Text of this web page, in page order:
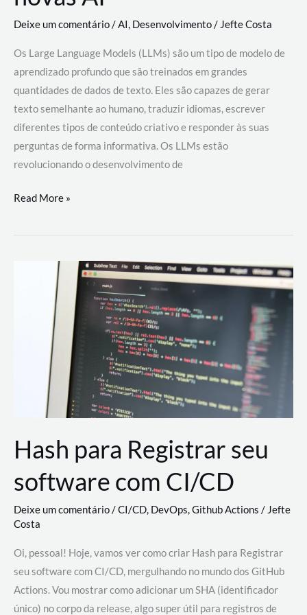
Deixe um comentário/AI, Desenvolvimento/ Jefte Costa
Os Large Language Models (LLMs) são um tipo de modelo de
aprendizado profundo que são treinados em grandes
quantidades de dados de texto. Eles são capazes de gerar
texto semelhante ao humano, traduzir idiomas, escrever
diferentes tipos de conteúdo criativo e responder às suas
perguntas de forma informativa. Os LLMs estão
revolucionando o desenvolvimento de
Large
Models
revolucionando
desenvolvimento
Read More »
Hash para Registrar seu
software com CI/CD
Deixe um comentário/CI/CD, DevOps,Github Actions /Jefte
Costa
Oi, pessoal! Hoje, vamos ver como criar Hash para Registrar
seu software com CI/CD, mergulhando no mundo dos GitHub
Actions. Vou mostrar como adicionar um SHA (identificador
único) no corpo da release, algo super útil para registros de